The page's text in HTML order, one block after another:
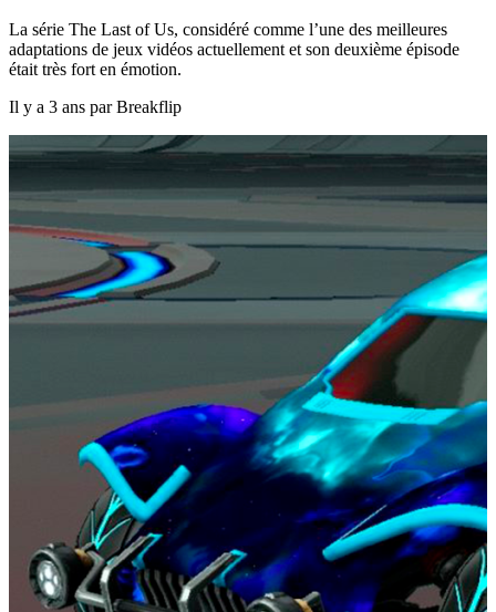
La série The Last of Us, considéré comme l’une des meilleures
adaptations de jeux vidéos actuellement et son deuxième épisode
était très fort en émotion.
Il y a 3 ans par Breakflip